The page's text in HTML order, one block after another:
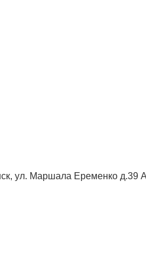
ул. Маршала Еременко д.39